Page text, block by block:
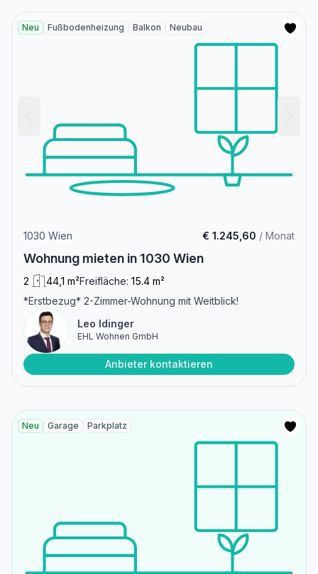
Neu Fußbodenheizung Balkon Neubau
1030 Wien € 1.245,60 / Monat
Wohnung mieten in 1030 Wien
2 44,1 m²Freifläche: 15.4 m²
*Erstbezug* 2-Zimmer-Wohnung mit Weitblick!
Leo Idinger
EHL Wohnen GmbH
Anbieter kontaktieren
Neu Garage Parkplatz